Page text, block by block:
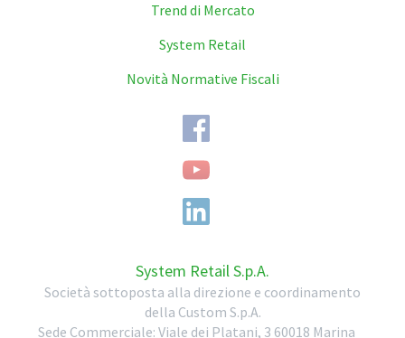
Trend di Mercato
System Retail
Novità Normative Fiscali
System Retail S.p.A.
Società sottoposta alla direzione e coordinamento
della Custom S.p.A.
Sede Commerciale: Viale dei Platani, 3 60018 Marina